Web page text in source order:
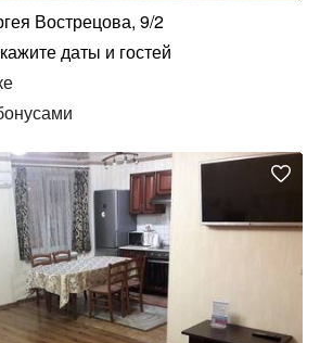
Вострецова, 9/2
даты и гостей